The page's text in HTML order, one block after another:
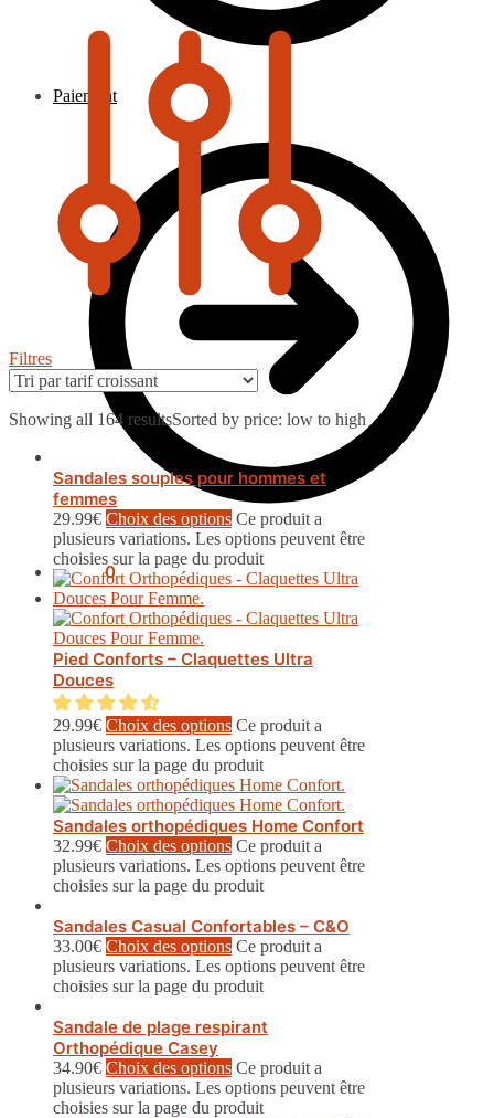
Paiement
0.00€ 0
Filtres
Showing all 164 resultsSorted by price: low to high
Sandales souples pour hommes et
femmes
29.99€ Choix des options Ce produit a
plusieurs variations. Les options peuvent être
choisies sur la page du produit
Pied Conforts – Claquettes Ultra
Douces
29.99€ Choix des options Ce produit a
plusieurs variations. Les options peuvent être
choisies sur la page du produit
Sandales orthopédiques Home Confort
32.99€ Choix des options Ce produit a
plusieurs variations. Les options peuvent être
choisies sur la page du produit
Sandales Casual Confortables – C&O
33.00€ Choix des options Ce produit a
plusieurs variations. Les options peuvent être
choisies sur la page du produit
Sandale de plage respirant
Orthopédique Casey
34.90€ Choix des options Ce produit a
plusieurs variations. Les options peuvent être
choisies sur la page du produit